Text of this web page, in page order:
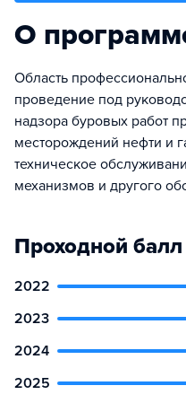
О
Область
проведение под
надзора буровых работ
месторождений нефти и
техническое
механизмов и другого
Проходной
2022
2023
2024
2025